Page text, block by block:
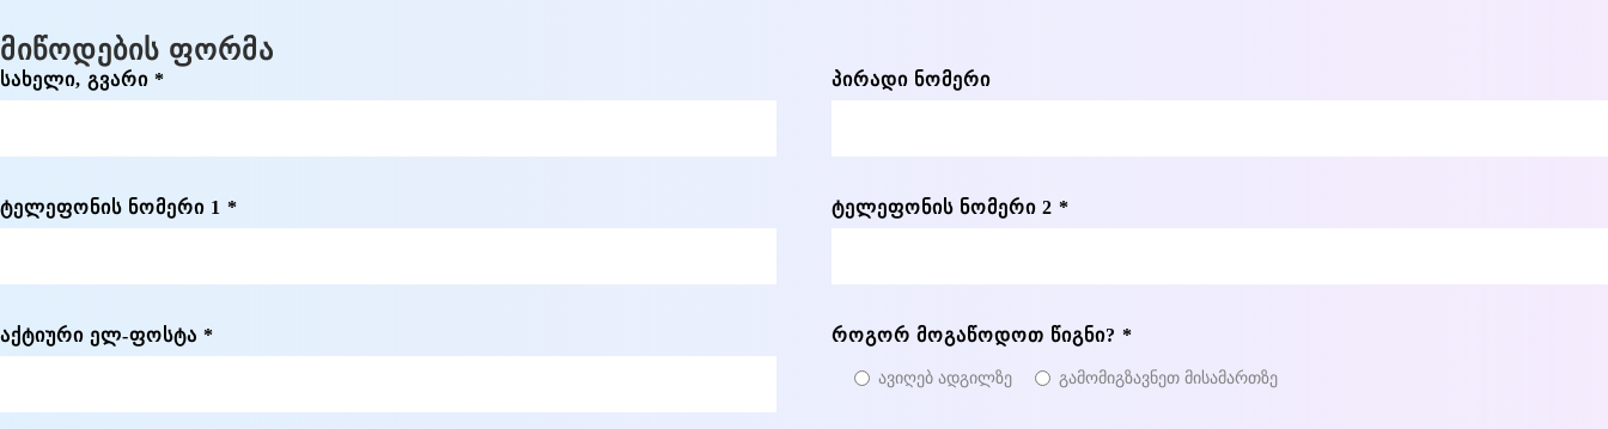
ᲛᲘᲬᲝᲓᲔᲑᲘᲡ ᲤᲝᲠᲛᲐ
ᲡᲐᲮᲔᲚᲘ, ᲒᲕᲐᲠᲘ * ᲞᲘᲠᲐᲓᲘ ᲜᲝᲛᲔᲠᲘ
ᲢᲔᲚᲔᲤᲝᲜᲘᲡ ᲜᲝᲛᲔᲠᲘ 1 * ᲢᲔᲚᲔᲤᲝᲜᲘᲡ ᲜᲝᲛᲔᲠᲘ 2 *
ᲐᲥᲢᲘᲣᲠᲘ ᲔᲚ-ᲤᲝᲡᲢᲐ * ᲠᲝᲒᲝᲠ ᲛᲝᲒᲐᲬᲝᲓᲝᲗ ᲬᲘᲒᲜᲘ? *
ავიღებ ადგილზე გამომიგზავნეთ მისამართზე